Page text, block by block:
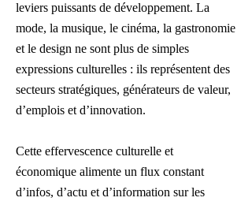
leviers puissants de développement. La
mode, la musique, le cinéma, la gastronomie
et le design ne sont plus de simples
expressions culturelles : ils représentent des
secteurs stratégiques, générateurs de valeur,
d’emplois et d’innovation.
Cette effervescence culturelle et
économique alimente un flux constant
d’infos, d’actu et d’information sur les